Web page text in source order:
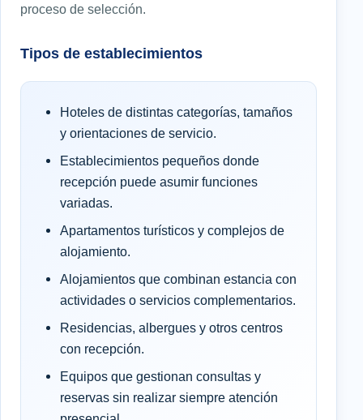
proceso de selección.
Tipos de establecimientos
Hoteles de distintas categorías, tamaños
y orientaciones de servicio.
Establecimientos pequeños donde
recepción puede asumir funciones
variadas.
Apartamentos turísticos y complejos de
alojamiento.
Alojamientos que combinan estancia con
actividades o servicios complementarios.
Residencias, albergues y otros centros
con recepción.
Equipos que gestionan consultas y
reservas sin realizar siempre atención